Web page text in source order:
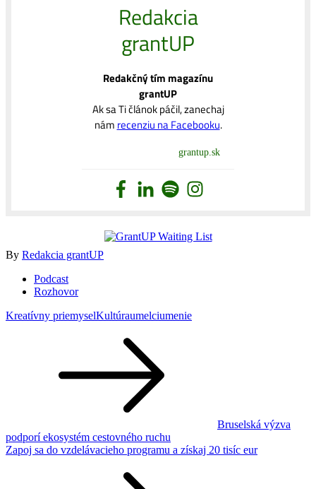
Redakcia
grantUP
Redakčný tím magazínu
grantUP
Ak sa Ti článok páčil, zanechaj
nám recenziu na Facebooku.
grantup.sk
By Redakcia grantUP
Podcast
Rozhovor
Kreatívny priemyselKultúraumelciumenie
Bruselská výzva
podporí ekosystém cestovného ruchu
Zapoj sa do vzdelávacieho programu a získaj 20 tisíc eur